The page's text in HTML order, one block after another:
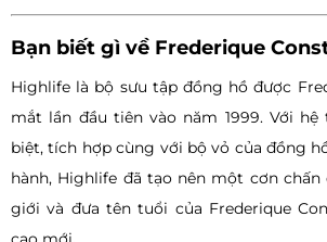
Bạn biết gì về Frederique
Highlife là bộ sưu tập đồng hồ được
mắt lần đầu tiên vào năm 1999. Với
biệt, tích hợp cùng với bộ vỏ của đồng
hành, Highlife đã tạo nên một cơn
giới và đưa tên tuổi của Frederique